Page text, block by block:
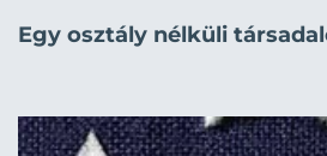
Egy osztály nélküli